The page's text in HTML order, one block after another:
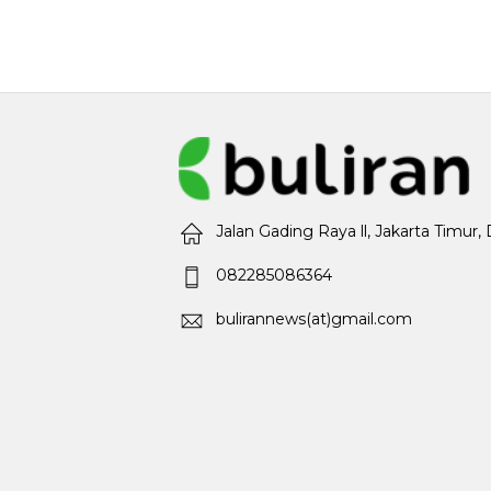
Jalan Gading Raya ll, Jakarta Timur,
082285086364
bulirannews(at)gmail.com